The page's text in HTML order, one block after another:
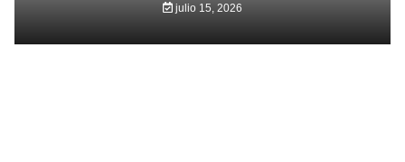
julio 15, 2026